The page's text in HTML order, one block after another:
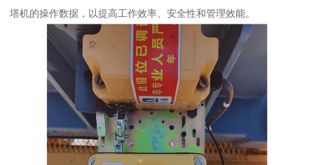
塔机的操作数据，以提高工作效率、安全性和管理效能。